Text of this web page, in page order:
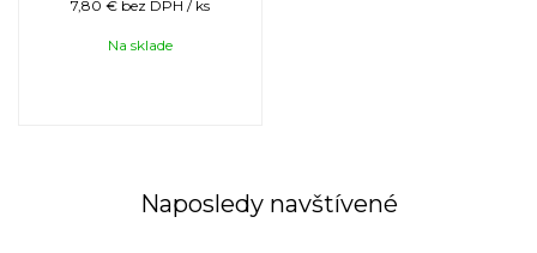
7,80 € bez DPH / ks
Na sklade
Naposledy navštívené